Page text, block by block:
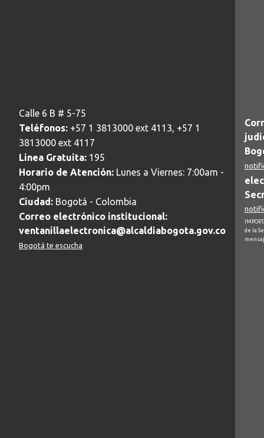
Calle 6 B # 5-75
Teléfonos: +57 1 3813000 ext 4113, +57 1
3813000 ext 4117
Linea Gratuita: 195
Horario de Atención: Lunes a Viernes: 7:00am -
4:00pm
Ciudad: Bogotá - Colombia
Correo electrónico institucional:
ventanillaelectronica@alcaldiabogota.gov.co
Bogotá te escucha
de la